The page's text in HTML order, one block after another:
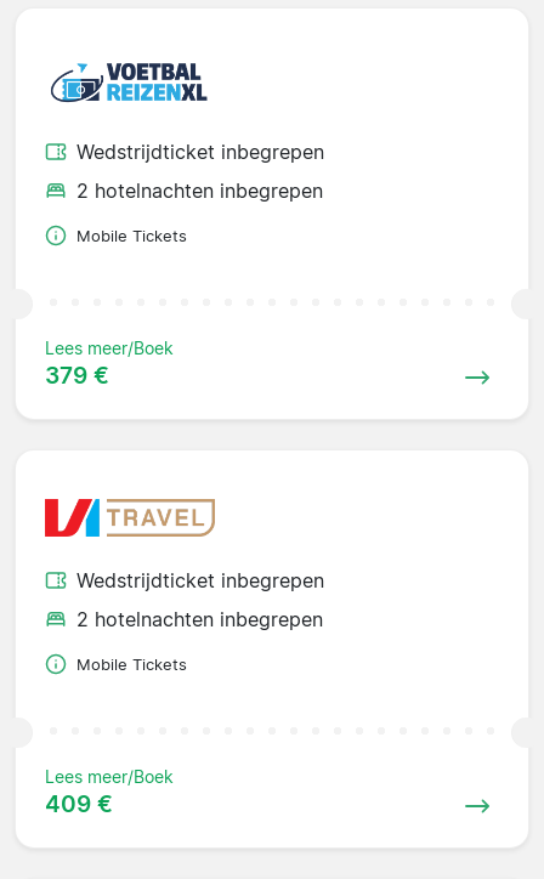
Wedstrijdticket inbegrepen
2 hotelnachten inbegrepen
Mobile Tickets
Lees meer/Boek
379 €
Wedstrijdticket inbegrepen
2 hotelnachten inbegrepen
Mobile Tickets
Lees meer/Boek
409 €